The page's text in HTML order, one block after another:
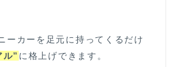
ーカーを足元に持ってくるだけ
ル” に格上げできます。